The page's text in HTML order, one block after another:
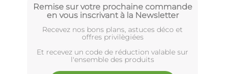
Remise sur votre prochaine commande
en vous inscrivant à la Newsletter
Recevez nos bons plans, astuces déco et
offres privilègiées
Et recevez un code de réduction valable sur
l'ensemble des produits